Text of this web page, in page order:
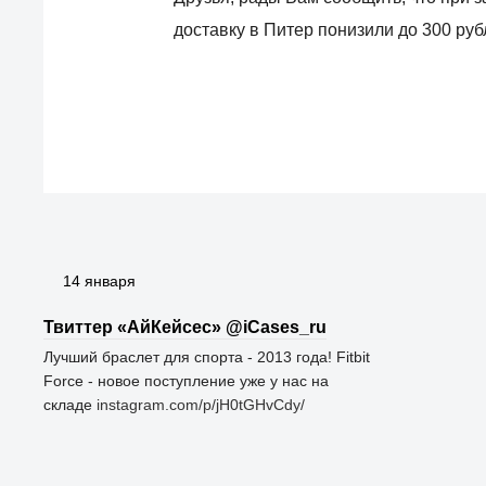
доставку в Питер понизили до 300
14 января
Твиттер «АйКейсес» ‏@iCases_ru
Лучший браслет для спорта - 2013 года! Fitbit
Force - новое поступление уже у нас на
складе instagram.com/p/jH0tGHvCdy/